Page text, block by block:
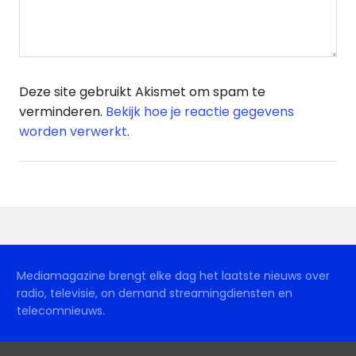
Deze site gebruikt Akismet om spam te
verminderen. Bekijk hoe je reactie gegevens
worden verwerkt.
Mediamagazine brengt elke dag het laatste nieuws over
radio, televisie, on demand streamingdiensten en
telecomnieuws.